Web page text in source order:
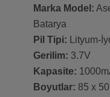
Marka Model:
Batarya
Pil Tipi: Lityum-
Gerilim: 3.7V
Kapasite:
Boyutlar: 85 x